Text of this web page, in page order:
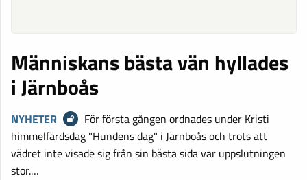
Människans bästa vän hyllades
i Järnboås
NYHETER
För första gången ordnades under Kristi
himmelfärdsdag "Hundens dag" i Järnboås och trots att
vädret inte visade sig från sin bästa sida var uppslutningen
stor.…